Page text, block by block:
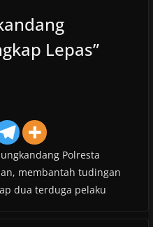
Lepas”
Polresta
membantah tudingan
dua terduga pelaku